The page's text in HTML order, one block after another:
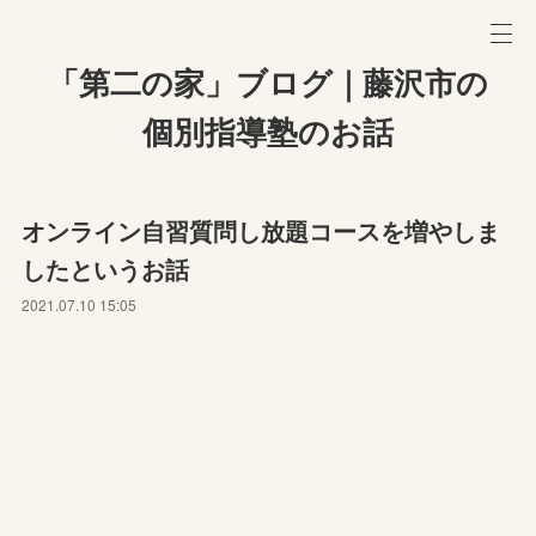
「第二の家」ブログ｜藤沢市の
個別指導塾のお話
オンライン自習質問し放題コースを増やしま
したというお話
2021.07.10 15:05